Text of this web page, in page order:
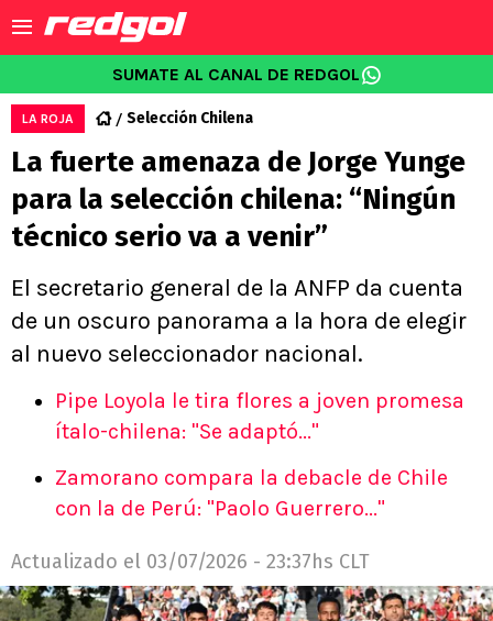
SUMATE AL CANAL DE REDGOL
LA ROJA Selección Chilena
La fuerte amenaza de Jorge Yunge
para la selección chilena: “Ningún
técnico serio va a venir”
El secretario general de la ANFP da cuenta
de un oscuro panorama a la hora de elegir
al nuevo seleccionador nacional.
Pipe Loyola le tira flores a joven promesa
ítalo-chilena: "Se adaptó..."
Zamorano compara la debacle de Chile
con la de Perú: "Paolo Guerrero..."
Actualizado el 03/07/2026 - 23:37hs CLT